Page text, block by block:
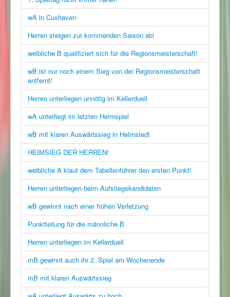
wA in Cuxhaven
Herren steigen zur kommenden Saison ab!
weibliche B qualifiziert sich für die Regionsmeisterschaft!
wB ist nur noch einem Sieg von der Regionsmeisterschaft
entfernt!
Herren unterliegen unnötig im Kellerduell
wA unterliegt im letzten Heimspiel
wB mit klaren Auswärtssieg in Helmstedt
HEIMSIEG DER HERREN!
weibliche A klaut dem Tabellenführer den ersten Punkt!
Herren unterliegen beim Aufstiegskandidaten
wB gewinnt nach einer frühen Verletzung
Punktteilung für die männliche B
Herren unterliegen im Kellerduell
mB gewinnt auch ihr 2. Spiel am Wochenende
mB mit klaren Auswärtssieg